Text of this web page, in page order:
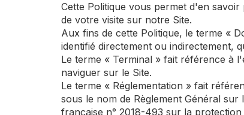
Cette Politique vous permet d'en
de votre visite sur notre Site.
Aux fins de cette Politique, le terme «
identifié directement ou indirectement,
Le terme « Terminal » fait référence à
naviguer sur le Site.
Le terme « Réglementation » fait
sous le nom de Règlement Général
française n° 2018-493 sur la